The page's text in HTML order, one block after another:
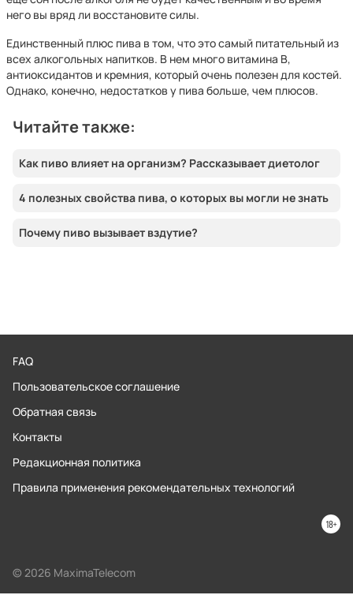
него вы вряд ли восстановите силы.
Единственный плюс пива в том, что это самый питательный из
всех алкогольных напитков. В нем много витамина B,
антиоксидантов и кремния, который очень полезен для костей.
Однако, конечно, недостатков у пива больше, чем плюсов.
Читайте также:
Как пиво влияет на организм? Рассказывает диетолог
4 полезных свойства пива, о которых вы могли не знать
Почему пиво вызывает вздутие?
FAQ
Пользовательское соглашение
Обратная связь
Контакты
Редакционная политика
Правила применения рекомендательных технологий
© 2026 MaximaTelecom